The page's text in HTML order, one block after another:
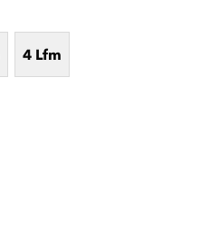
4 Lfm